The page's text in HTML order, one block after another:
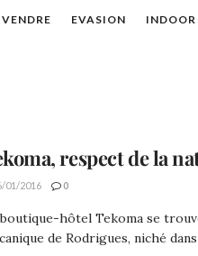
EVASION INDOOR
respect de la
01/2016 0
hôtel Tekoma se
de Rodrigues, niché